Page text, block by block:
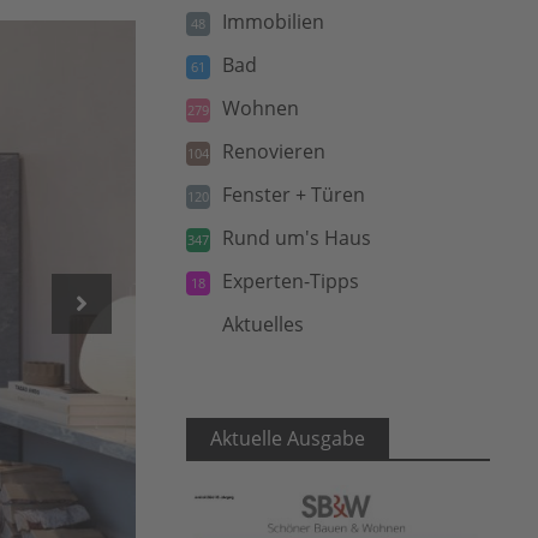
48 Immobilien
61 Bad
279 Wohnen
104 Renovieren
120 Fenster + Türen
347 Rund um's Haus
18 Experten-Tipps
Aktuelles
Aktuelle Ausgabe